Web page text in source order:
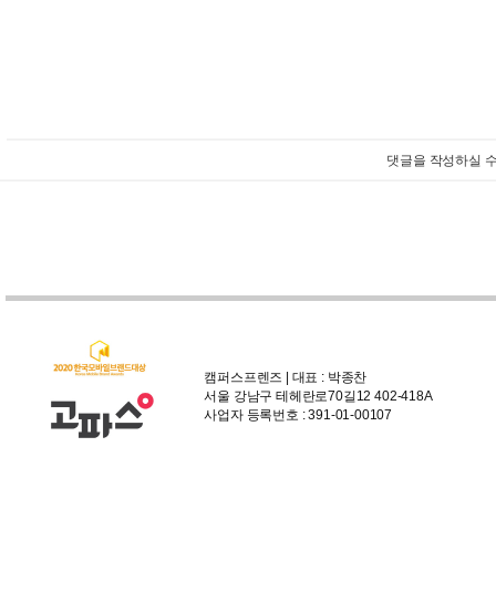
댓글을 작성하실
캠퍼스프렌즈 | 대표 : 박종찬
서울 강남구 테헤란로70길12 402-418A
사업자 등록번호 : 391-01-00107